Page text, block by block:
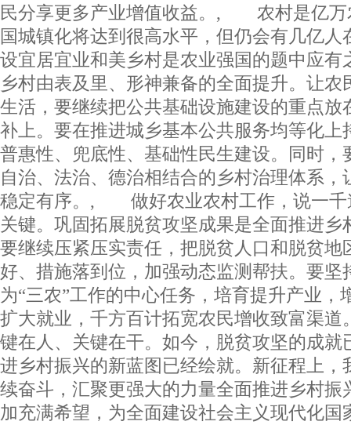
民分享更多产业增值收益。, 农村是亿万
国城镇化将达到很高水平，但仍会有几亿人
设宜居宜业和美乡村是农业强国的题中应有
乡村由表及里、形神兼备的全面提升。让农
生活，要继续把公共基础设施建设的重点放
补上。要在推进城乡基本公共服务均等化上
普惠性、兜底性、基础性民生建设。同时，
自治、法治、德治相结合的乡村治理体系，
稳定有序。, 做好农业农村工作，说一千
关键。巩固拓展脱贫攻坚成果是全面推进乡
要继续压紧压实责任，把脱贫人口和脱贫地
好、措施落到位，加强动态监测帮扶。要坚
为“三农”工作的中心任务，培育提升产业，
扩大就业，千方百计拓宽农民增收致富
键在人、关键在干。如今，脱贫攻坚的成就
进乡村振兴的新蓝图已经绘就。新征程上，
续奋斗，汇聚更强大的力量全面推进乡村振
加充满希望，为全面建设社会主义现代化国